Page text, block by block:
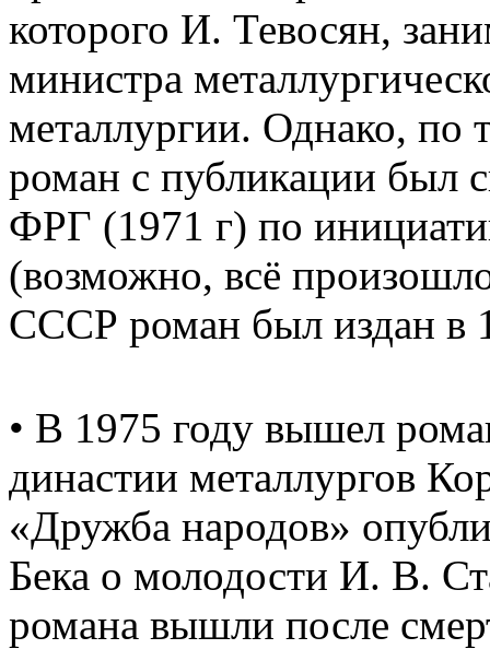
которого И. Тевосян,
министра
металлургии. Однако, по
роман с публикации был
ФРГ (1971 г) по
(возможно, всё
СССР роман был издан в
• В 1975 году вышел
династии металлургов
«Дружба народов»
Бека о молодости И. В.
романа вышли после